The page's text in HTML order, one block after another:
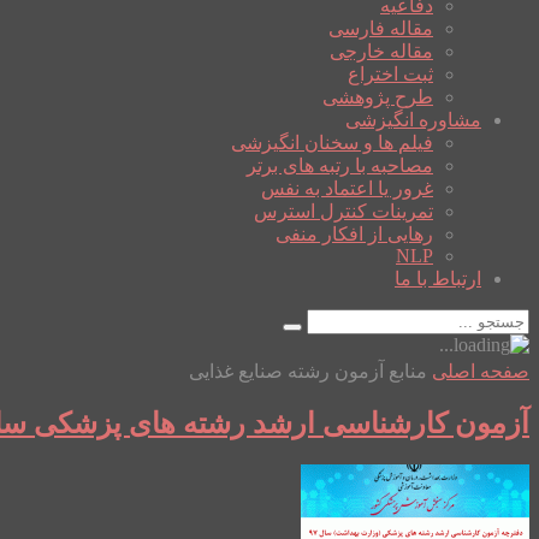
دفاعیه
مقاله فارسی
مقاله خارجی
ثبت اختراع
طرح پژوهشی
مشاوره انگیزشی
فیلم ها و سخنان انگیزشی
مصاحبه با رتبه های برتر
غرور یا اعتماد به نفس
تمرینات کنترل استرس
رهایی از افکار منفی
NLP
ارتباط با ما
صفحه اصلی منابع آزمون رشته صنایع غذایی
آزمون کارشناسی ارشد رشته های پزشکی